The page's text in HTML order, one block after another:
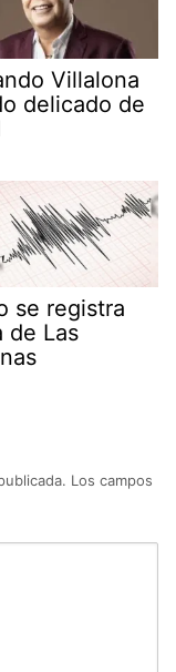
Villalona
delicado de
se registra
de Las
Los campos